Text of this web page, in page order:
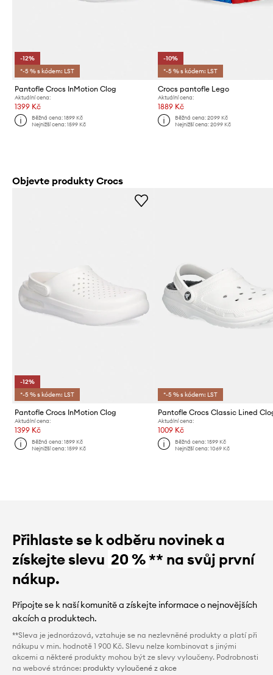
-12%
*-5 % s kódem: LST
Pantofle Crocs InMotion Clog
Aktuální cena:
1399 Kč
Běžná cena:1899 Kč
Nejnižší cena:1599 Kč
-10%
*-5 % s kódem: LST
Crocs pantofle Lego
Aktuální cena:
1889 Kč
Běžná cena: 2099 Kč
Nejnižší cena: 2099 Kč
Objevte produkty Crocs
-12%
*-5 % s kódem: LST
Pantofle Crocs InMotion Clog
Aktuální cena:
1399 Kč
Běžná cena:1899 Kč
Nejnižší cena:1599 Kč
*-5 % s kódem: LST
Pantofle Crocs Classic Lined
Aktuální cena:
1009 Kč
Běžná cena: 1599 Kč
Nejnižší cena: 1069 Kč
Přihlaste se k odběru novinek a
získejte slevu 20 %** na svůj první
nákup.
Připojte se k naší komunitě a získejte informace o nejnovějších
akcích a produktech.
**Sleva je jednorázová, vztahuje se na nezlevněné produkty a platí při
nákupu v min. hodnotě 1 900 Kč. Slevu nelze kombinovat s jinými
akcemi a některé produkty mohou být ze slevy vyloučeny. Podrobnosti
na webové stránce: produkty vyloučené z akce